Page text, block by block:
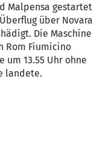
Malpensa gestartet
über Novara
Die Maschine
Rom Fiumicino
um 13.55 Uhr ohne
landete.